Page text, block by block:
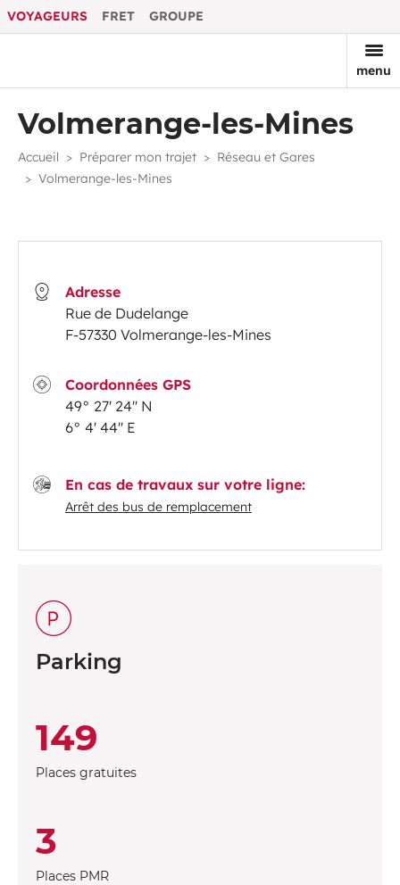
VOYAGEURS FRET GROUPE
menu
Volmerange-les-Mines
Accueil Préparer mon trajet
Réseau et Gares
Volmerange-les-Mines
Adresse
​​Rue de Dudelange
F-57330 Volmerange-les-Mines
Coordonnées GPS
49° 27' 24'' N
6° 4' 44'' E
En cas de travaux sur votre ligne:
Arrêt des bus de remplacement
Parking
149
Places gratuites
3
Places PMR